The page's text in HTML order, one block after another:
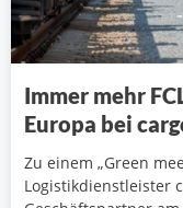
Immer mehr
Europa bei
Zu einem „Green
Logistikdienstleister